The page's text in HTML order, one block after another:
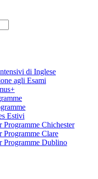
di Inglese
agli Esami
Estivi
Programme Chichester
Programme Clare
Programme Dublino